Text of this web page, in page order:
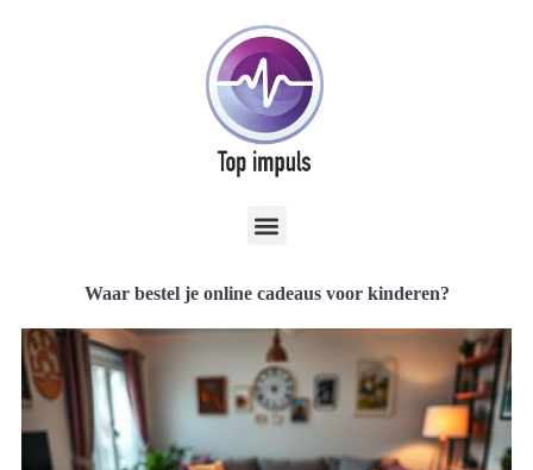
Waar bestel je online cadeaus voor kinderen?